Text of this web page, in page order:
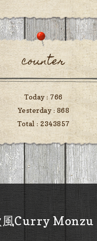
counter
Today :766
Yesterday : 868
Total : 2343857
風Curry Monzu